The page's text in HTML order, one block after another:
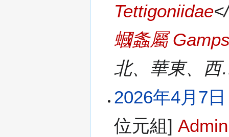
Tettigoniidae
蟈螽屬
北、華東、
2026年4月7
位元組] Admin